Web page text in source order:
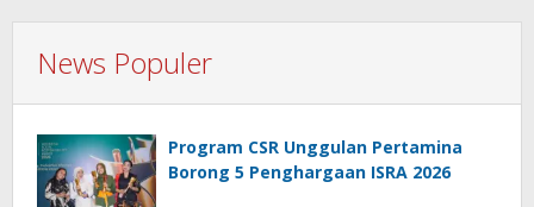
News Populer
Program CSR Unggulan Pertamina
Borong 5 Penghargaan ISRA 2026